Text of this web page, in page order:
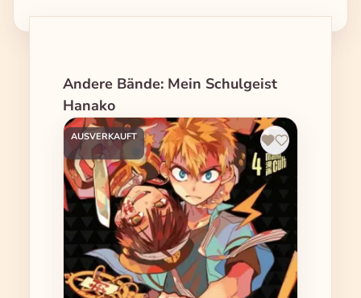
Produktgalerie überspringen
Andere Bände: Mein Schulgeist
Hanako
AUSVERKAUFT